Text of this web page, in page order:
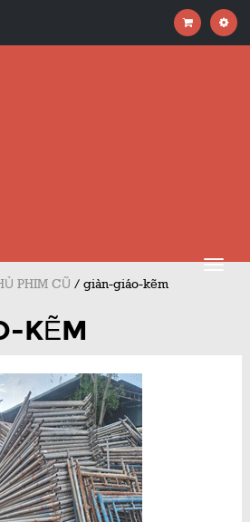
PHIM CŨ / giàn-giáo-kẽm
KẼM